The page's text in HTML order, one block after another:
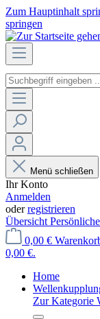
Zum Hauptinhalt
springen
Menü schließen
Ihr Konto
Anmelden
oderregistrieren
Übersicht
0,00 €
0,00 €.
Home
Zur Kategorie